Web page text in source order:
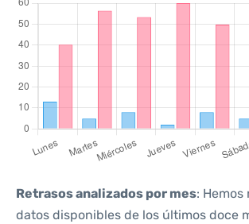
Retrasos analizados por mes:
datos disponibles de los últimos doce